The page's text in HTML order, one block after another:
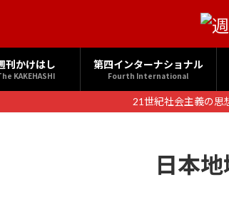
刊かけはし
KAKEHASHI
第四インターナショナル
Fourth International
21世紀社会主義の思
日本